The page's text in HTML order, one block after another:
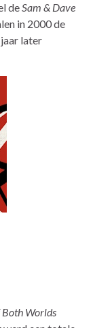
deSam & Dave
in 2000 de
later
Both Worlds